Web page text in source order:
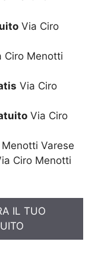
Via Ciro
Ciro Menotti
Via Ciro
Via Ciro
Varese
Ciro Menotti
IL TUO